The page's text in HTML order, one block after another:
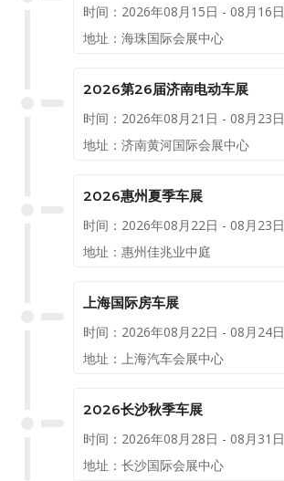
时间：2026年08月15日 - 08月16日
地址：海珠国际会展中心
2026第26届济南电动车展
时间：2026年08月21日 - 08月23日
地址：济南黄河国际会展中心
2026惠州夏季车展
时间：2026年08月22日 - 08月23日
地址：惠州佳兆业中庭
上海国际房车展
时间：2026年08月22日 - 08月24日
地址：上海汽车会展中心
2026长沙秋季车展
时间：2026年08月28日 - 08月31日
地址：长沙国际会展中心